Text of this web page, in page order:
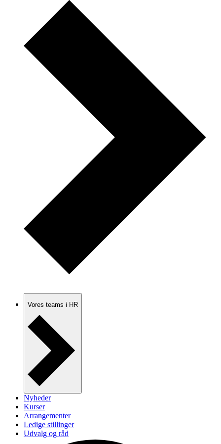
Vores teams i HR
Nyheder
Kurser
Arrangementer
Ledige stillinger
Udvalg og råd